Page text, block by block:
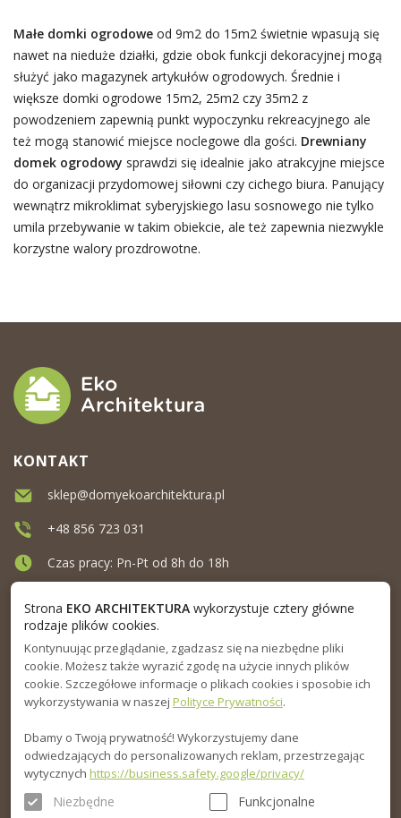
Małe domki ogrodoweod 9m2 do 15m2 świetnie wpasują się
nawet na nieduże działki, gdzie obok funkcji dekoracyjnej mogą
służyć jako magazynek artykułów ogrodowych. Średnie i
większe domki ogrodowe 15m2, 25m2 czy 35m2 z
powodzeniem zapewnią punkt wypoczynku rekreacyjnego ale
też mogą stanowić miejsce noclegowe dla gości. Drewniany
domek ogrodowy sprawdzi się idealnie jako atrakcyjne miejsce
do organizacji przydomowej siłowni czy cichego biura. Panujący
wewnątrz mikroklimat syberyjskiego lasu sosnowego nie tylko
umila przebywanie w takim obiekcie, ale też zapewnia niezwykle
korzystne walory prozdrowotne.
MENU
INFORMACJA
PORADNIK
KONTAKT
sklep@domyekoarchitektura.pl
+48 856 723 031
Czas pracy: Pn-Pt od 8h do 18h
Strona EKO ARCHITEKTURAwykorzystuje cztery główne
rodzaje plików cookies.
Kontynuując przeglądanie, zgadzasz się na niezbędne pliki
cookie. Możesz także wyrazić zgodę na użycie innych plików
cookie. Szczegółowe informacje o plikach cookies i sposobie ich
wykorzystywania w naszej Polityce Prywatności.
Dbamy o Twoją prywatność! Wykorzystujemy dane
odwiedzających do personalizowanych reklam, przestrzegając
wytycznych https://business.safety.google/privacy/
Niezbędne Funkcjonalne